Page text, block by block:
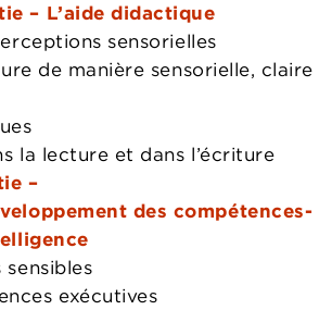
– L’aide didactique
sensorielles
de manière sensorielle, claire
la lecture et dans l’écriture
–
des compétences-
sensibles
exécutives